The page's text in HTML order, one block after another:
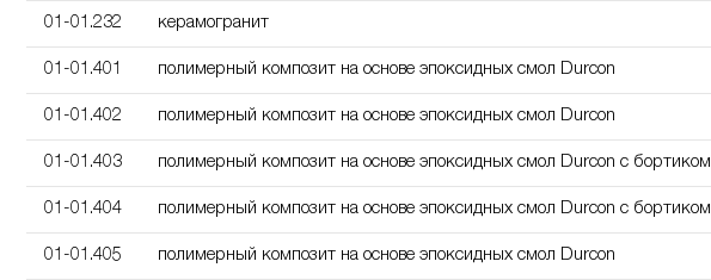
01-01.232 керамогранит
01-01.401 полимерный композит на основе эпоксидных смол Durcon
01-01.402 полимерный композит на основе эпоксидных смол Durcon
01-01.403 полимерный композит на основе эпоксидных смол Durcon с бортиком
01-01.404 полимерный композит на основе эпоксидных смол Durcon с бортиком
01-01.405 полимерный композит на основе эпоксидных смол Durcon